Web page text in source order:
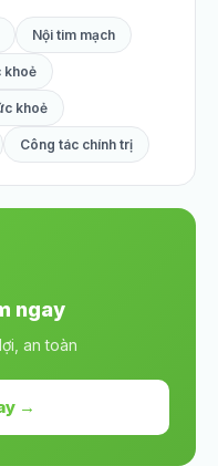
Nội tim mạch
khoẻ
khoẻ
Công tác chính trị
ngay
an toàn
→